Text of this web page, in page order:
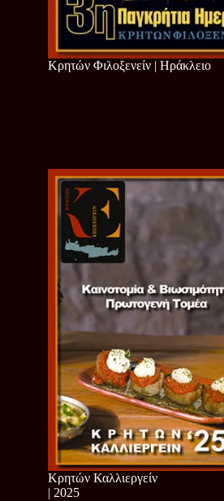
Κρητών Φιλοξενείν | Ηράκλειο
Κρητών Καλλιεργείν
| 2025